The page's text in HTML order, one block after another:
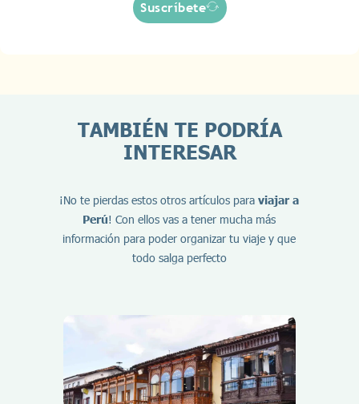
Suscríbete
TAMBIÉN TE PODRÍA
INTERESAR
¡No te pierdas estos otros artículos paraviajar a
Perú! Con ellos vas a tener mucha más
información para poder organizar tu viaje y que
todo salga perfecto